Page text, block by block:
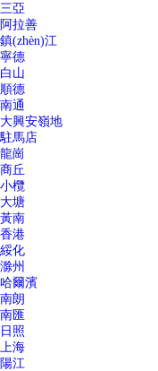
三亞
阿拉善
鎮(zhèn)江
寧德
白山
順德
南通
大興安嶺地
駐馬店
龍崗
商丘
小欖
大塘
黃南
香港
綏化
滁州
哈爾濱
南朗
南匯
日照
上海
陽江